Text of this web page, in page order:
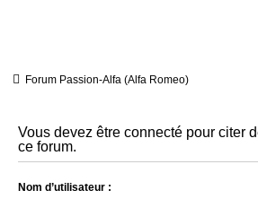
Forum Passion-Alfa (Alfa Romeo)
Vous devez être connecté pour citer
ce forum.
Nom d’utilisateur :